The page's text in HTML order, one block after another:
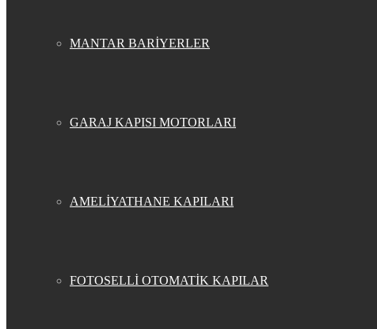
MANTAR BARİYERLER
GARAJ KAPISI MOTORLARI
AMELİYATHANE KAPILARI
FOTOSELLİ OTOMATİK KAPILAR